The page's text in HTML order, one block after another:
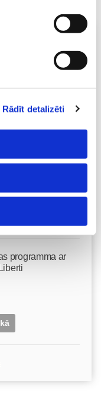
Rādīt detalizēti
konsultācija
MAZULIM 4+1
programma ar